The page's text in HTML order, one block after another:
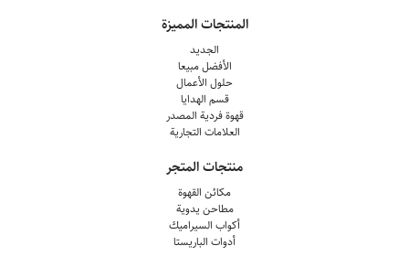
المنتجات المميزة
الجديد
الأفضل مبيعا
حلول الأعمال
قسم الهدايا
قهوة فردية المصدر
العلامات التجارية
منتجات المتجر
مكائن القهوة
مطاحن يدوية
أكواب السيراميك
أدوات الباريستا